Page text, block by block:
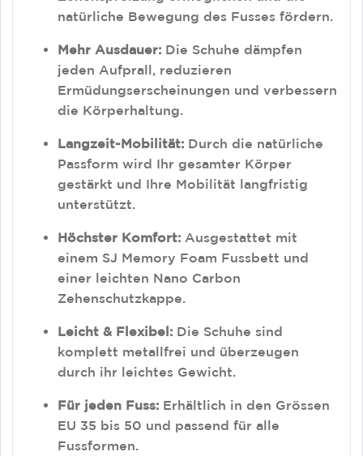
natürliche Bewegung des Fusses fördern.
Mehr Ausdauer:Die Schuhe dämpfen
jeden Aufprall, reduzieren
Ermüdungserscheinungen und verbessern
die Körperhaltung.
Langzeit-Mobilität:Durch die natürliche
Passform wird Ihr gesamter Körper
gestärkt und Ihre Mobilität langfristig
unterstützt.
Höchster Komfort:Ausgestattet mit
einem SJ Memory Foam Fussbett und
einer leichten Nano Carbon
Zehenschutzkappe.
Leicht & Flexibel:Die Schuhe sind
komplett metallfrei und überzeugen
durch ihr leichtes Gewicht.
Für jeden Fuss:Erhältlich in den Grössen
EU 35 bis 50 und passend für alle
Fussformen.